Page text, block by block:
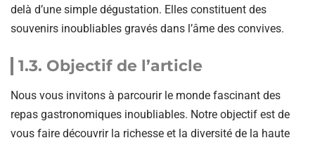
delà d’une simple dégustation. Elles constituent des
souvenirs inoubliables gravés dans l’âme des convives.
1.3. Objectif de l’article
Nous vous invitons à parcourir le monde fascinant des
repas gastronomiques inoubliables. Notre objectif est de
vous faire découvrir la richesse et la diversité de la haute